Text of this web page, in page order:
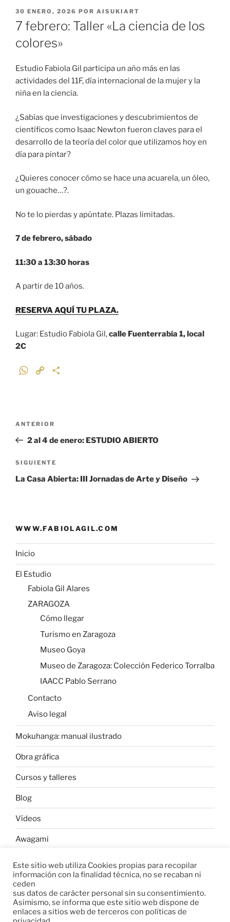
PUBLICADO
EL
30 ENERO, 2026 POR AISUKIART
7 febrero: Taller «La ciencia de los
colores»
Estudio Fabiola Gil participa un año más en las
actividades del 11F, día internacional de la mujer y la
niña en la ciencia.
¿Sabías que investigaciones y descubrimientos de
científicos como Isaac Newton fueron claves para el
desarrollo de la teoría del color que utilizamos hoy en
día para pintar?
¿Quieres conocer cómo se hace una acuarela, un óleo,
un gouache…?.
No te lo pierdas y apúntate. Plazas limitadas.
7 de febrero, sábado
11:30 a 13:30 horas
A partir de 10 años.
RESERVA AQUÍ TU PLAZA.
Lugar: Estudio Fabiola Gil,calle Fuenterrabía 1, local
2C
W
p
L
n
t
entradas
Entrada
anterior:
ANTERIOR
2 al 4 de enero: ESTUDIO ABIERTO
Siguiente
entrada
SIGUIENTE
La Casa Abierta: III Jornadas de Arte y Diseño
WWW.FABIOLAGIL.COM
Inicio
El Estudio
Fabiola Gil Alares
ZARAGOZA
Cómo llegar
Turismo en Zaragoza
Museo Goya
Museo de Zaragoza: Colección Federico Torralba
IAACC Pablo Serrano
Contacto
Aviso legal
Mokuhanga: manual ilustrado
Obra gráfica
Cursos y talleres
Blog
Vídeos
Awagami
W
h
a
t
C
o
p
y
C
o
m
p
Este sitio web utiliza Cookies propias para recopilar
información con la finalidad técnica, no se recaban ni
ceden
sus datos de carácter personal sin su consentimiento.
Asimismo, se informa que este sitio web dispone de
enlaces a sitios web de terceros con políticas de